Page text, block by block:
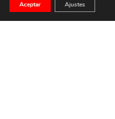
Aceptar Ajustes